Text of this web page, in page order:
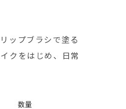
ップブラシで塗る
クをはじめ、日常
数量